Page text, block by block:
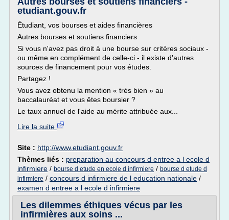
etudiant.gouv.fr
Étudiant, vos bourses et aides financières
Autres bourses et soutiens financiers
Si vous n'avez pas droit à une bourse sur critères sociaux -
ou même en complément de celle-ci - il existe d'autres
sources de financement pour vos études.
Partagez !
Vous avez obtenu la mention « très bien » au
baccalauréat et vous êtes boursier ?
Le taux annuel de l'aide au mérite attribuée aux...
Lire la suite
Site : http://www.etudiant.gouv.fr
Thèmes liés : preparation au concours d entree a l ecole d
infirmiere / bourse d etude en ecole d infirmiere / bourse d etude d
infirmiere / concours d infirmiere de l education nationale /
examen d entree a l ecole d infirmiere
Les dilemmes éthiques vécus par les
infirmières aux soins ...